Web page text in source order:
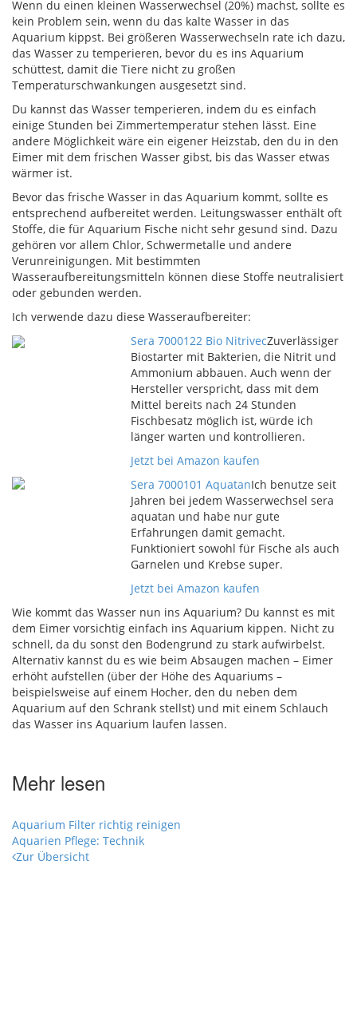
Wenn du einen kleinen Wasserwechsel (20%) machst, sollte es
kein Problem sein, wenn du das kalte Wasser in das
Aquarium kippst. Bei größeren Wasserwechseln rate ich dazu,
das Wasser zu temperieren, bevor du es ins Aquarium
schüttest, damit die Tiere nicht zu großen
Temperaturschwankungen ausgesetzt sind.
Du kannst das Wasser temperieren, indem du es einfach
einige Stunden bei Zimmertemperatur stehen lässt. Eine
andere Möglichkeit wäre ein eigener Heizstab, den du in den
Eimer mit dem frischen Wasser gibst, bis das Wasser etwas
wärmer ist.
Bevor das frische Wasser in das Aquarium kommt, sollte es
entsprechend aufbereitet werden. Leitungswasser enthält oft
Stoffe, die für Aquarium Fische nicht sehr gesund sind. Dazu
gehören vor allem Chlor, Schwermetalle und andere
Verunreinigungen. Mit bestimmten
Wasseraufbereitungsmitteln können diese Stoffe neutralisiert
oder gebunden werden.
Ich verwende dazu diese Wasseraufbereiter:
Sera 7000122 Bio NitrivecZuverlässiger
Biostarter mit Bakterien, die Nitrit und
Ammonium abbauen. Auch wenn der
Hersteller verspricht, dass mit dem
Mittel bereits nach 24 Stunden
Fischbesatz möglich ist, würde ich
länger warten und kontrollieren.
Jetzt bei Amazon kaufen
Sera 7000101 AquatanIch benutze seit
Jahren bei jedem Wasserwechsel sera
aquatan und habe nur gute
Erfahrungen damit gemacht.
Funktioniert sowohl für Fische als auch
Garnelen und Krebse super.
Jetzt bei Amazon kaufen
Wie kommt das Wasser nun ins Aquarium? Du kannst es mit
dem Eimer vorsichtig einfach ins Aquarium kippen. Nicht zu
schnell, da du sonst den Bodengrund zu stark aufwirbelst.
Alternativ kannst du es wie beim Absaugen machen – Eimer
erhöht aufstellen (über der Höhe des Aquariums –
beispielsweise auf einem Hocher, den du neben dem
Aquarium auf den Schrank stellst) und mit einem Schlauch
das Wasser ins Aquarium laufen lassen.
Mehr lesen
Aquarium Filter richtig reinigen
Aquarien Pflege: Technik
Zur Übersicht